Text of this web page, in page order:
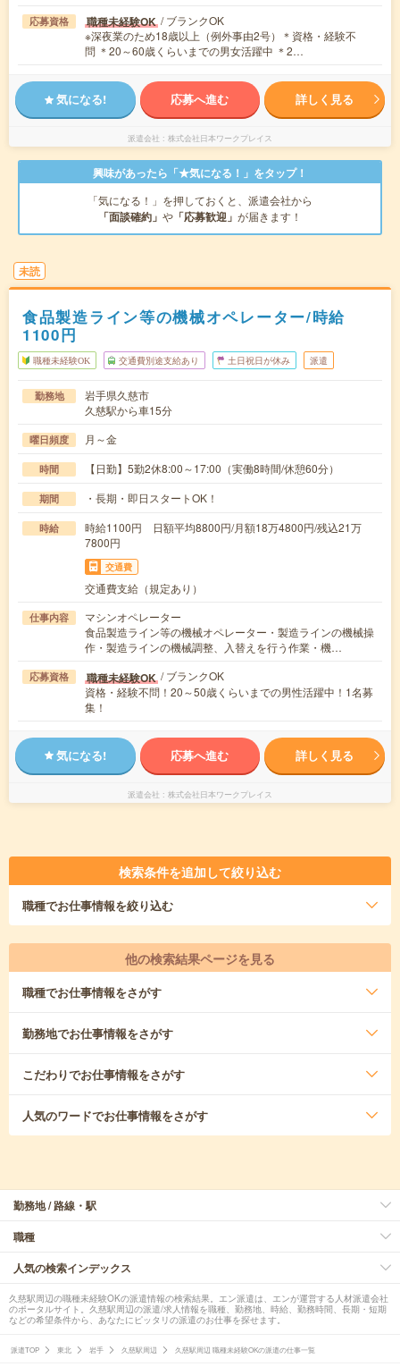
応募資格 職種未経験OK / ブランクOK
※深夜業のため18歳以上（例外事由2号）＊資格・経験不
問 ＊20～60歳くらいまでの男女活躍中 ＊2…
気になる! 応募へ進む 詳しく見る
派遣会社 株式会社日本ワークプレイス
興味があったら「★気になる！」をタップ！
「気になる！」を押しておくと、派遣会社から
「面談確約」 や 「応募歓迎」 が届きます！
未読
食品製造ライン等の機械オペレーター/時給
1100円
職種未経験OK 交通費別途支給あり 土日祝日が休み 派遣
勤務地
岩手県久慈市
久慈駅から車15分
曜日頻度 月～金
時間 【日勤】5勤2休8:00～17:00（実働8時間/休憩60分）
期間 ・長期・即日スタートOK！
時給
時給1100円 日額平均8800円/月額18万4800円/残込21万
7800円
交通費
交通費支給（規定あり）
仕事内容
マシンオペレーター
食品製造ライン等の機械オペレーター・製造ラインの機械操
作・製造ラインの機械調整、入替えを行う作業・機…
応募資格 職種未経験OK / ブランクOK
資格・経験不問！20～50歳くらいまでの男性活躍中！1名募
集！
気になる! 応募へ進む 詳しく見る
派遣会社 株式会社日本ワークプレイス
検索条件を追加して絞り込む
職種でお仕事情報を絞り込む
他の検索結果ページを見る
職種でお仕事情報をさがす
勤務地でお仕事情報をさがす
こだわりでお仕事情報をさがす
人気のワードでお仕事情報をさがす
勤務地 / 路線・駅
職種
人気の検索インデックス
久慈駅周辺の職種未経験OKの派遣情報の検索結果。エン派遣は、エンが運営する人材派遣会社
のポータルサイト。久慈駅周辺の派遣/求人情報を職種、勤務地、時給、勤務時間、長期・短期
などの希望条件から、あなたにピッタリの派遣のお仕事を探せます。
派遣TOP 東北 岩手 久慈駅周辺 久慈駅周辺 職種未経験OKの派遣の仕事一覧